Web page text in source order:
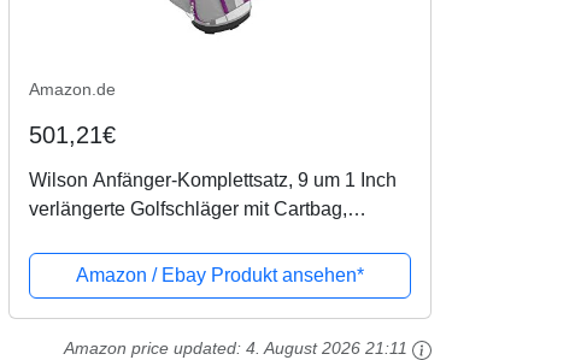
Amazon.de
501,21€
Wilson Anfänger-Komplettsatz, 9 um 1 Inch
verlängerte Golfschläger mit Cartbag,
weiß/grau/violett, WGG157555
Amazon / Ebay Produkt ansehen*
Amazon price updated:4. August 2026 21:11